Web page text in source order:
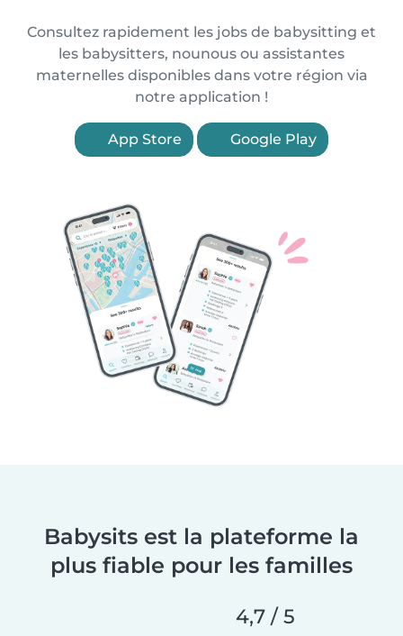
Consultez rapidement les jobs de babysitting et
les babysitters, nounous ou assistantes
maternelles disponibles dans votre région via
notre application !
App Store Google Play
Babysits est la plateforme la
plus fiable pour les familles
4,7 / 5